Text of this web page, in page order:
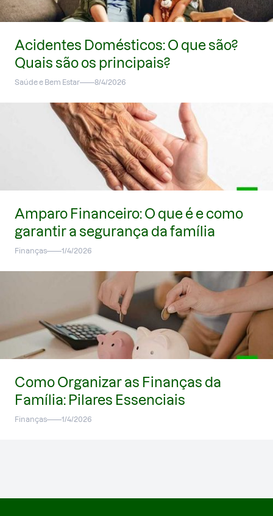
Acidentes Domésticos: O que são?
Quais são os principais?
Saúde e Bem Estar 8/4/2026
Amparo Financeiro: O que é e como
garantir a segurança da família
Finanças 1/4/2026
Como Organizar as Finanças da
Família: Pilares Essenciais
Finanças 1/4/2026